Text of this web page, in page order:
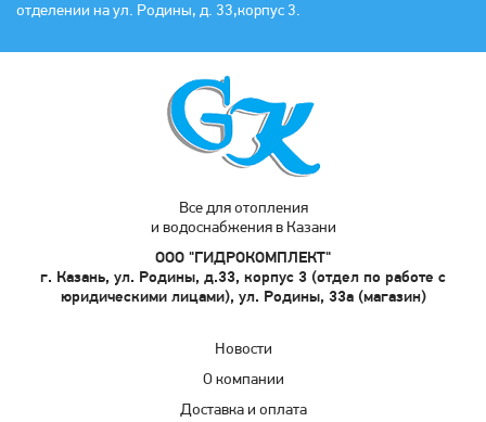
отделении на ул. Родины, д. 33,корпус 3.
Все для отопления
и водоснабжения в Казани
ООО "ГИДРОКОМПЛЕКТ"
г. Казань, ул. Родины, д.33, корпус 3 (отдел по работе с
юридическими лицами), ул. Родины, 33а (магазин)
Новости
О компании
Доставка и оплата